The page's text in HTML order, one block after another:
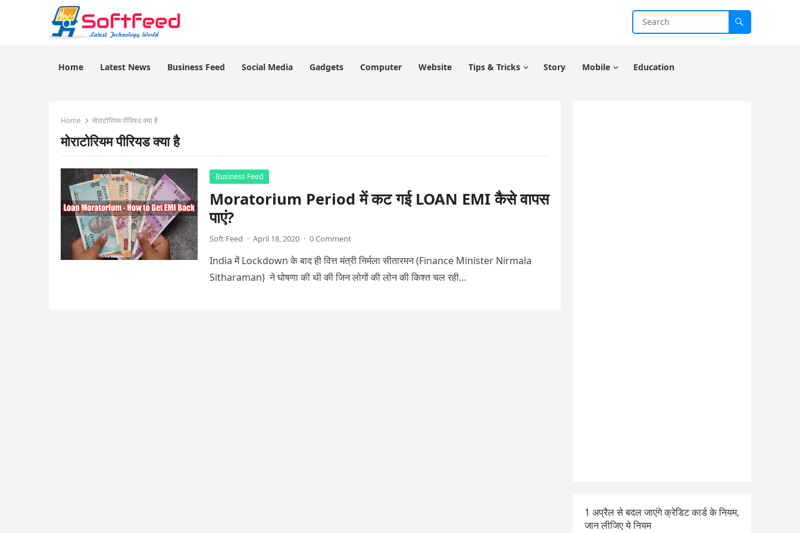
Home Latest News Business Feed Social Media Gadgets Computer Website Tips & Tricks Story Mobile Education
Home मोराटोरियम पीरियड क्या है
मोराटोरियम पीरियड क्या है
Business Feed
Moratorium Period में कट गई LOAN EMI कैसे वापस
पाएं?
Soft Feed · April 18, 2020 · 0 Comment
India में Lockdown के बाद ही वित्त मंत्री निर्मला सीतारमन (Finance Minister Nirmala
Sitharaman) ने घोषणा की थी की जिन लोगों की लोन की किश्त चल रही…
1 अप्रैल से बदल जाएंगे क्रेडिट कार्ड के नियम,
जान लीजिए ये नियम